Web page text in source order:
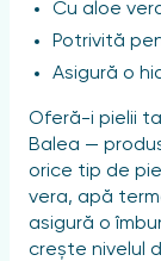
Cu aloe
Potrivită
Asigură o
Oferă-i pielii
Balea —
orice tip de
vera, apă
asigură o
crește nivelul